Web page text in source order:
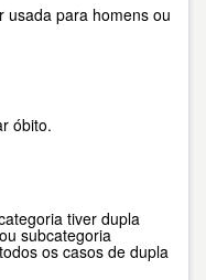
usada para homens ou
óbito.
tiver dupla
subcategoria
os casos de dupla